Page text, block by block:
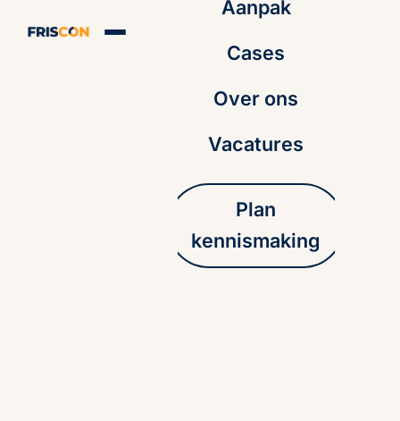
Aanpak
Cases
Over ons
Vacatures
Plan
kennismaking